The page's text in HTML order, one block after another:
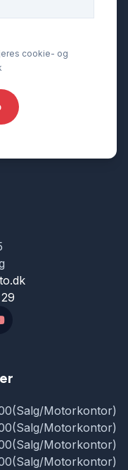
cookie- og
Motorkontor)
Motorkontor)
Motorkontor)
Motorkontor)